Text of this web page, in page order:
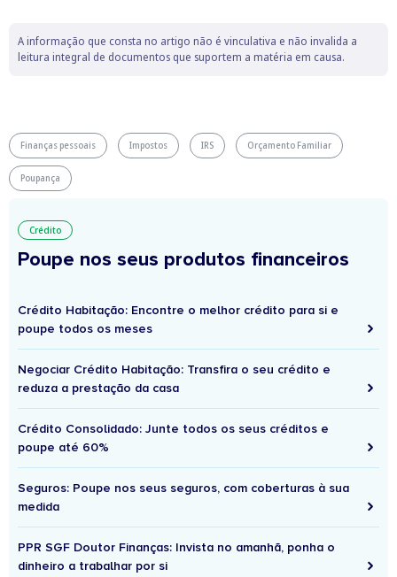
A informação que consta no artigo não é vinculativa e não invalida a
leitura integral de documentos que suportem a matéria em causa.
Finanças pessoais Impostos IRS Orçamento Familiar
Poupança
Crédito
Poupe nos seus produtos financeiros
Crédito Habitação: Encontre o melhor crédito para si e
poupe todos os meses
Negociar Crédito Habitação: Transfira o seu crédito e
reduza a prestação da casa
Crédito Consolidado: Junte todos os seus créditos e
poupe até 60%
Seguros: Poupe nos seus seguros, com coberturas à sua
medida
PPR SGF Doutor Finanças: Invista no amanhã, ponha o
dinheiro a trabalhar por si